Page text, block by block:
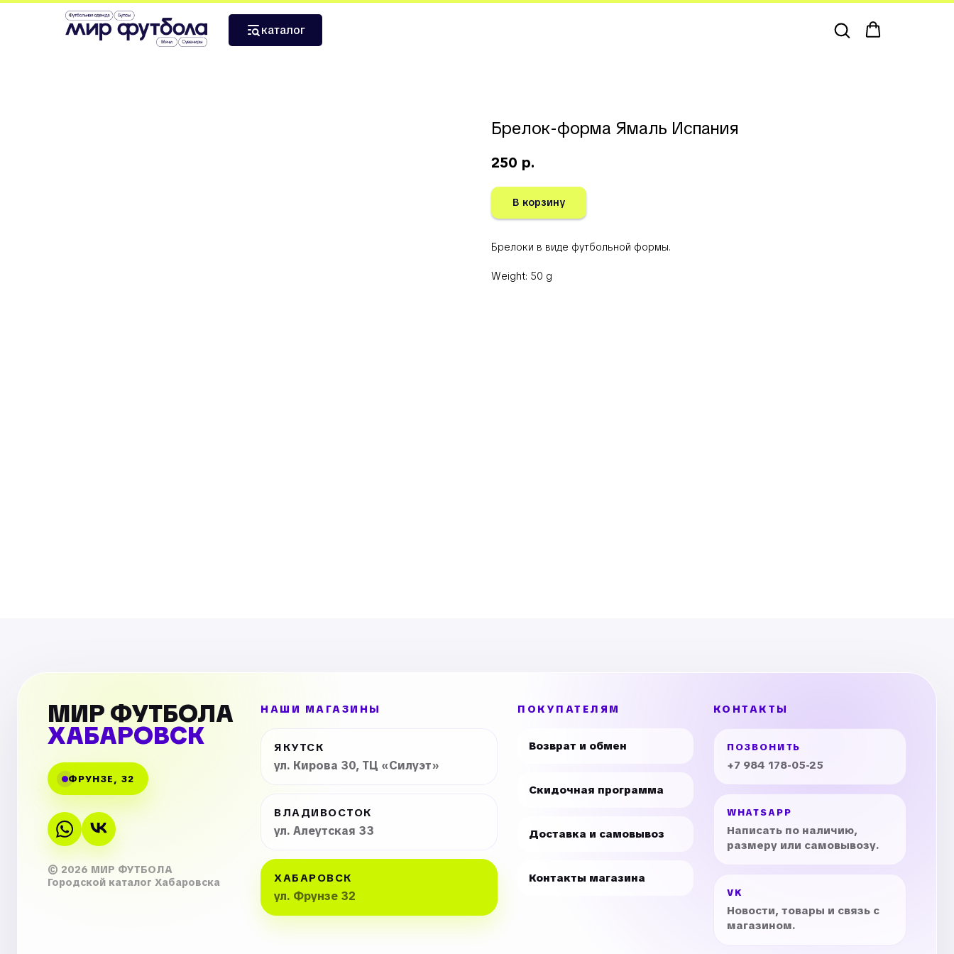
каталог
Главная›Сувениры и атрибутика ›Брелок-форма Ямаль Испания
Брелок-форма Ямаль Испания
250 р.
В корзину
Брелоки в виде футбольной формы.
Weight: 50 g
МИР ФУТБОЛА
ХАБАРОВСК
ФРУНЗЕ, 32
© 2026 МИР ФУТБОЛА
Городской каталог Хабаровска
НАШИ МАГАЗИНЫ
ЯКУТСК
ул. Кирова 30, ТЦ «Силуэт»
ВЛАДИВОСТОК
ул. Алеутская 33
ХАБАРОВСК
ул. Фрунзе 32
ПОКУПАТЕЛЯМ
Возврат и обмен
Скидочная программа
Доставка и самовывоз
Контакты магазина
КОНТАКТЫ
ПОЗВОНИТЬ
+7 984 178-05-25
WHATSAPP
Написать по наличию,
размеру или самовывозу.
VK
Новости, товары и связь с
магазином.